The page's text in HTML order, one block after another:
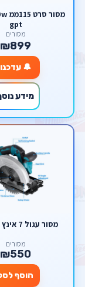
gpt
מסורים
₪899
🔔 עדכנו
מידע
מסור עגול 7 אינץ סט שלם
מסורים
₪550
הוסף